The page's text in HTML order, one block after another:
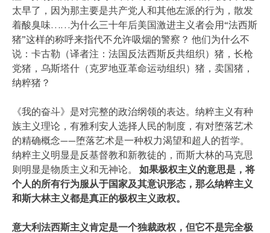
太早了，因为那主要是共产党人和其他左派的行为，散发
着酸臭味……为什么三十年后美国激进主义者会用“法西斯
猪”这样的称呼来指代不允许吸烟的警察？ 他们为什么不
说：卡古勒（译者注：法国反法西斯反共组织）猪，长枪
党猪，乌斯塔什（克罗地亚革命运动组织）猪，卖国猪，
纳粹猪？
《我的奋斗》是对完整的政治纲领的表达。纳粹主义有种
族主义理论，有雅利安人选择人民的制度，有对堕落艺术
的精确概念——堕落艺术是一种权力渴望和超人的哲学。
纳粹主义明显是反基督教和新教徒的，而斯大林的马克思
则明显是物质主义和无神论。 如果极权主义的意思是，将
个人的所有行为服从于国家及其意识形态，那么纳粹主义
和斯大林主义都是真正的极权主义政权。
意大利法西斯主义肯定是一个独裁政权，但它不是完全极